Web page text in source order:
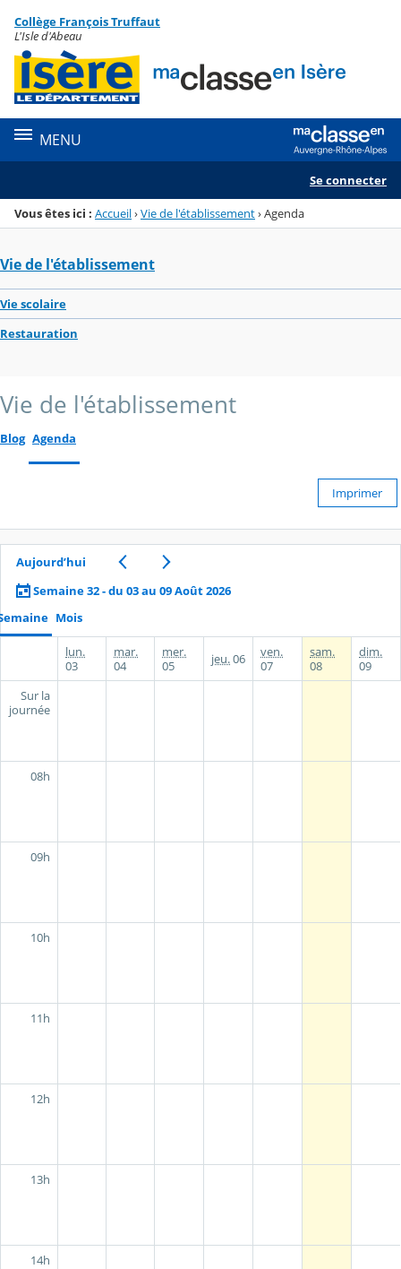
Menu de la rubrique
Contenu
Collège François Truffaut
L'Isle d'Abeau
MENU
Se connecter
Vous êtes ici : Accueil›Vie de l'établissement›Agenda
Vie de l'établissement
Vie scolaire
Restauration
Vie de l'établissement
Blog Agenda
Imprimer
Aujourd’hui
Semaine 32 - du 03 au 09 Août 2026
Mois
lun.
03
mar.
04
mer.
05
jeu.06
ven.
07
sam.
08
dim.
09
Sur la
journée
08h
09h
10h
11h
12h
13h
14h